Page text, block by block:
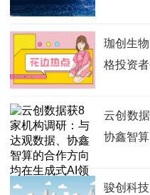
珈创生
格投资
云创数
协鑫智
骏创科